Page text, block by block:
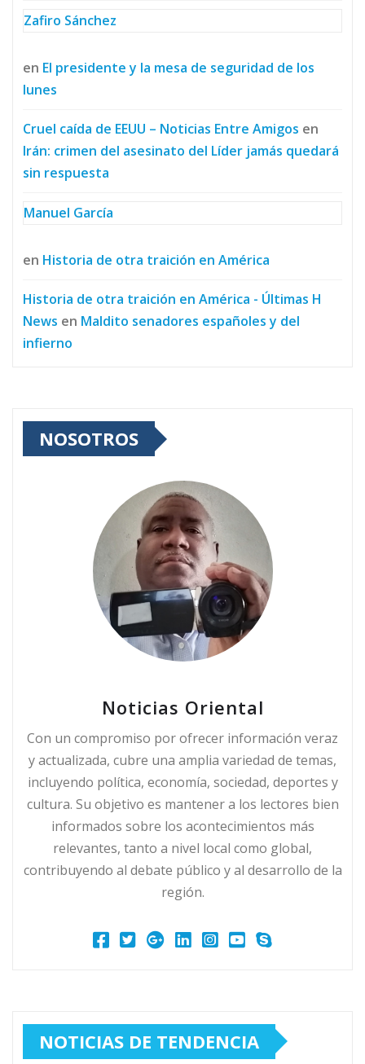
Zafiro Sánchez
en El presidente y la mesa de seguridad de los
lunes
Cruel caída de EEUU – Noticias Entre Amigos en
Irán: crimen del asesinato del Líder jamás quedará
sin respuesta
Manuel García
en Historia de otra traición en América
Historia de otra traición en América - Últimas H
News en Maldito senadores españoles y del
infierno
NOSOTROS
Noticias Oriental
Con un compromiso por ofrecer información veraz
y actualizada, cubre una amplia variedad de temas,
incluyendo política, economía, sociedad, deportes y
cultura. Su objetivo es mantener a los lectores bien
informados sobre los acontecimientos más
relevantes, tanto a nivel local como global,
contribuyendo al debate público y al desarrollo de la
región.
NOTICIAS DE TENDENCIA